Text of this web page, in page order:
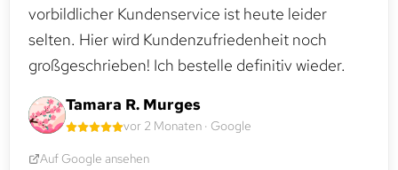
vorbildlicher Kundenservice ist heute leider
selten. Hier wird Kundenzufriedenheit noch
großgeschrieben! Ich bestelle definitiv wieder.
Tamara R. Murges
vor 2 Monaten · Google
Auf Google ansehen